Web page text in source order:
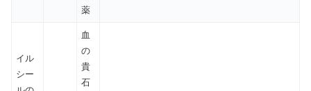
薬
イル
シー
血
の
貴
石